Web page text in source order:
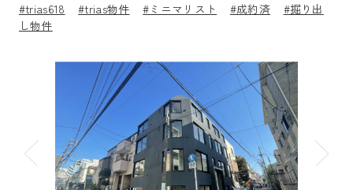
#trias618 #trias物件 #ミニマリスト #成約済
#掘り出
し物件